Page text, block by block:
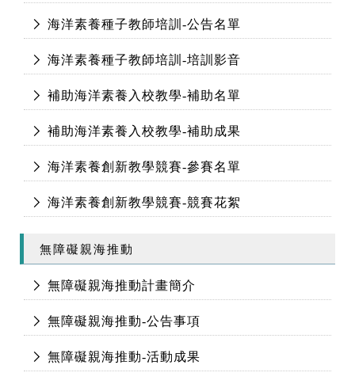
海洋素養種子教師培訓-公告名單
海洋素養種子教師培訓-培訓影音
補助海洋素養入校教學-補助名單
補助海洋素養入校教學-補助成果
海洋素養創新教學競賽-參賽名單
海洋素養創新教學競賽-競賽花絮
無障礙親海推動
無障礙親海推動計畫簡介
無障礙親海推動-公告事項
無障礙親海推動-活動成果